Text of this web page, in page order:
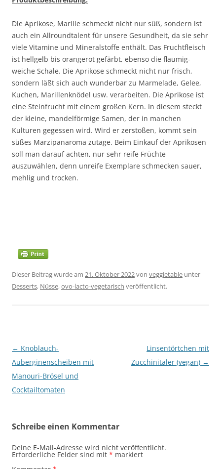
Die Aprikose, Marille schmeckt nicht nur süß, sondern ist
auch ein Allroundtalent für unsere Gesundheit, da sie sehr
viele Vitamine und Mineralstoffe enthält. Das Fruchtfleisch
ist hellgelb bis orangerot gefärbt, ebenso die flaumig-
weiche Schale. Die Aprikose schmeckt nicht nur frisch,
sondern läßt sich auch wunderbar zu Marmelade, Gelee,
Kuchen, Marillenknödel usw. verarbeiten. Die Aprikose ist
eine Steinfrucht mit einem großen Kern. In diesem steckt
der kleine, mandelförmige Samen, der in manchen
Kulturen gegessen wird. Wird er zerstoßen, kommt sein
süßes Marzipanaroma zutage. Beim Einkauf der Aprikosen
soll man darauf achten, nur sehr reife Früchte
auszuwählen, denn unreife Exemplare schmecken sauer,
mehlig und trocken.
Dieser Beitrag wurde am 21. Oktober 2022von veggietable unter
Desserts, Nüsse,ovo-lacto-vegetarisch veröffentlicht.
Beitragsnavigation
← Knoblauch-
Auberginenscheiben mit
Manouri-Brösel und
Cocktailtomaten
Linsentörtchen mit
Zucchinitaler (vegan) →
Schreibe einen Kommentar
Deine E-Mail-Adresse wird nicht veröffentlicht.
Erforderliche Felder sind mit * markiert